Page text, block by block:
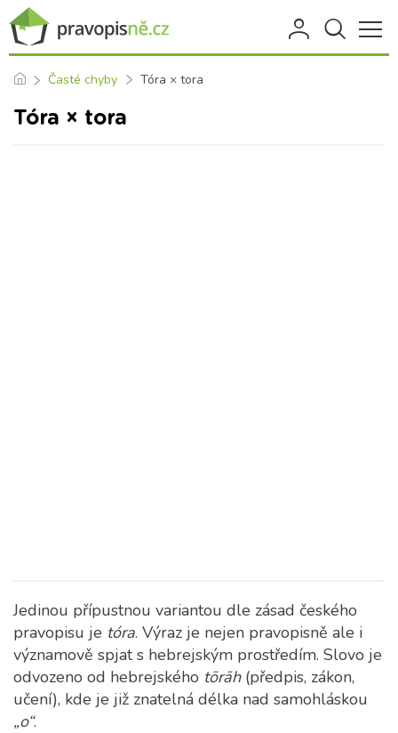
Časté chyby Tóra × tora
Tóra × tora
Jedinou přípustnou variantou dle zásad českého
pravopisu je tóra. Výraz je nejen pravopisně ale i
významově spjat s hebrejským prostředím. Slovo je
odvozeno od hebrejského tōrāh(předpis, zákon,
učení), kde je již znatelná délka nad samohláskou
„o“.